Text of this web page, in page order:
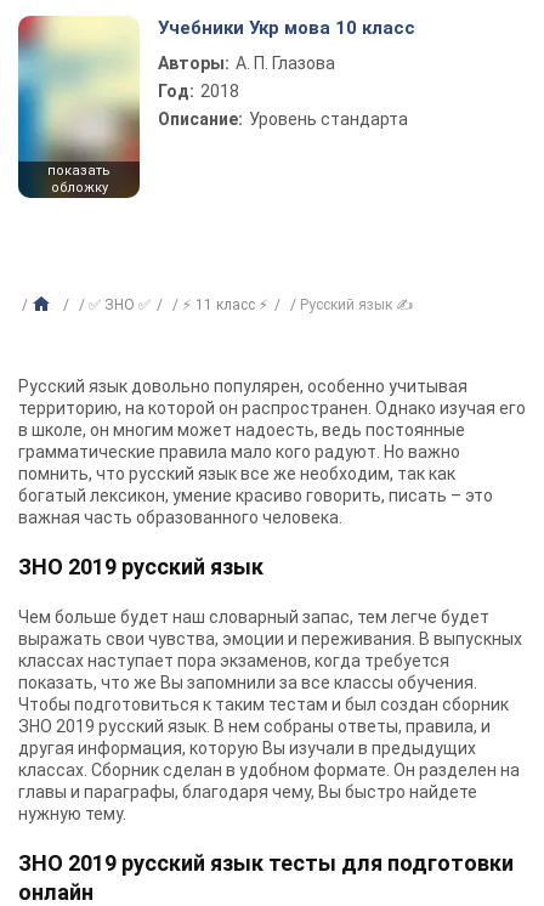
показать
обложку
Учебники Укр мова 10 класс
Авторы: А. П. Глазова
Год: 2018
Описание: Уровень стандарта
✅ ЗНО ✅ ⚡ 11 класс ⚡ Русский язык ✍
Русский язык довольно популярен, особенно учитывая
территорию, на которой он распространен. Однако изучая его
в школе, он многим может надоесть, ведь постоянные
грамматические правила мало кого радуют. Но важно
помнить, что русский язык все же необходим, так как
богатый лексикон, умение красиво говорить, писать – это
важная часть образованного человека.
ЗНО 2019 русский язык
Чем больше будет наш словарный запас, тем легче будет
выражать свои чувства, эмоции и переживания. В выпускных
классах наступает пора экзаменов, когда требуется
показать, что же Вы запомнили за все классы обучения.
Чтобы подготовиться к таким тестам и был создан сборник
ЗНО 2019 русский язык. В нем собраны ответы, правила, и
другая информация, которую Вы изучали в предыдущих
классах. Сборник сделан в удобном формате. Он разделен на
главы и параграфы, благодаря чему, Вы быстро найдете
нужную тему.
ЗНО 2019 русский язык тесты для подготовки
онлайн